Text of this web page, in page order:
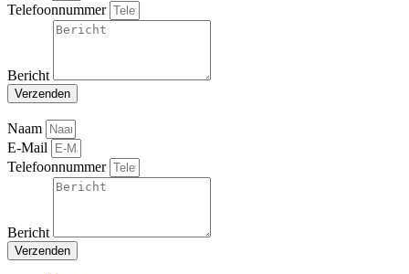
Telefoonnummer
Bericht
Verzenden
Naam
E-Mail
Telefoonnummer
Bericht
Verzenden